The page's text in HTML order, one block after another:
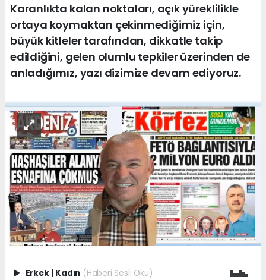
Karanlıkta kalan noktaları, açık yüreklilikle
ortaya koymaktan çekinmediğimiz için,
büyük kitleler tarafından, dikkatle takip
edildiğini, gelen olumlu tepkiler üzerinden de
anladığımız, yazı dizimize devam ediyoruz.
Erkek | Kadın (Haberi Sesli Oku)